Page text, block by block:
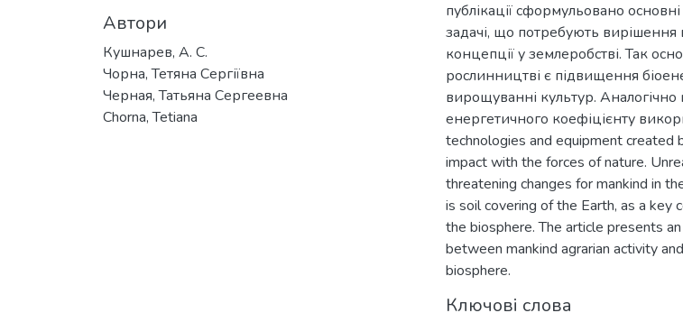
Автори
Кушнарев, А. С.
Чорна, Тетяна Сергіївна
Черная, Татьяна Сергеевна
Chorna, Tetiana
публікації сформульовано основні
задачі, що потребують вирішення
концепції у землеробстві. Так
рослинництві є підвищення
вирощуванні культур.
енергетичного коефіцієнту
technologies and equipment created
impact with the forces of nature.
threatening changes for mankind in
is soil covering of the Earth, as a key
the biosphere. The article presents
between mankind agrarian activity
biosphere.
Ключові слова